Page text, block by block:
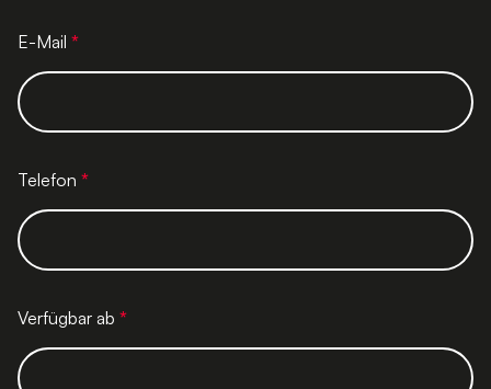
E-Mail *
Telefon *
Verfügbar ab *